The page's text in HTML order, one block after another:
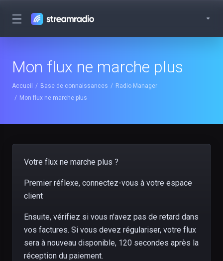
Mon flux ne marche plus
Accueil Base de connaissances
Radio Manager
Mon flux ne marche plus
Votre flux ne marche plus ?
Premier réflexe, connectez-vous à votre espace
client
Ensuite, vérifiez si vous n'avez pas de retard dans
vos factures. Si vous devez régulariser, votre flux
sera à nouveau disponible, 120 secondes après la
réception du paiement.